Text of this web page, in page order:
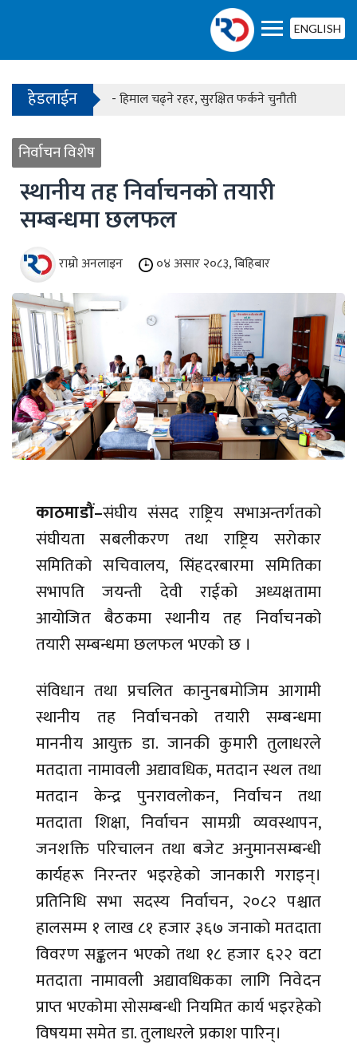
ENGLISH
हेडलाईन
- काठमाडौंको बाँसबारीमा खुल्यो अत्याधुनिक इभेन्ट
- हिमाल चढ्ने रहर, सुरक्षित फर्कने चुनौती
निर्वाचन विशेष
स्थानीय तह निर्वाचनको तयारी
सम्बन्धमा छलफल
राम्रो अनलाइन ०४ असार २०८३, बिहिबार
काठमाडौं–संघीय संसद राष्ट्रिय सभाअन्तर्गतको
संघीयता सबलीकरण तथा राष्ट्रिय सरोकार
समितिको सचिवालय, सिंहदरबारमा समितिका
सभापति जयन्ती देवी राईको अध्यक्षतामा
आयोजित बैठकमा स्थानीय तह निर्वाचनको
तयारी सम्बन्धमा छलफल भएको छ ।
संविधान तथा प्रचलित कानुनबमोजिम आगामी
स्थानीय तह निर्वाचनको तयारी सम्बन्धमा
माननीय आयुक्त डा. जानकी कुमारी तुलाधरले
मतदाता नामावली अद्यावधिक, मतदान स्थल तथा
मतदान केन्द्र पुनरावलोकन, निर्वाचन तथा
मतदाता शिक्षा, निर्वाचन सामग्री व्यवस्थापन,
जनशक्ति परिचालन तथा बजेट अनुमानसम्बन्धी
कार्यहरू निरन्तर भइरहेको जानकारी गराइन्।
प्रतिनिधि सभा सदस्य निर्वाचन, २०८२ पश्चात
हालसम्म १ लाख ८१ हजार ३६७ जनाको मतदाता
विवरण सङ्कलन भएको तथा १८ हजार ६२२ वटा
मतदाता नामावली अद्यावधिकका लागि निवेदन
प्राप्त भएकोमा सोसम्बन्धी नियमित कार्य भइरहेको
विषयमा समेत डा. तुलाधरले प्रकाश पारिन्।